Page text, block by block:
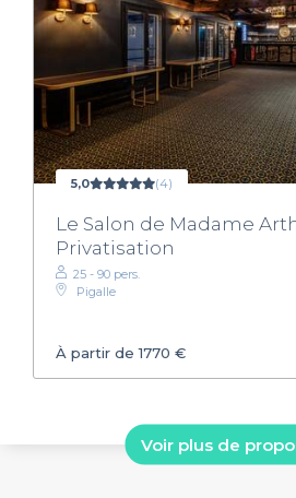
5,0 (4)
Le Salon de Madame
Privatisation
25 - 90 pers.
Pigalle
À partir de 1770 €
Voir plus de